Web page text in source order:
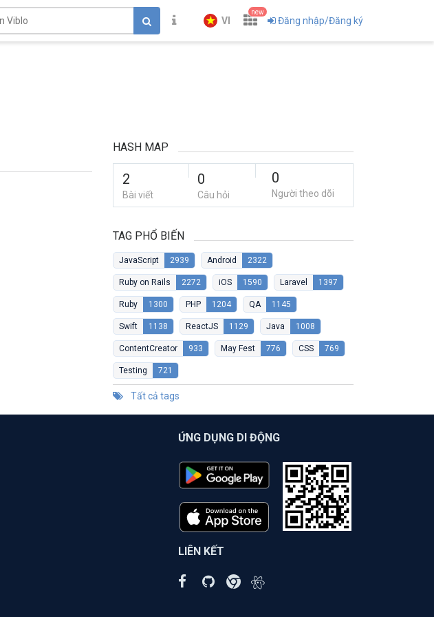
VI
new
Đăng nhập/Đăng ký
HASH MAP
2
Bài viết
0
Câu hỏi
0
Người theo dõi
TAG PHỔ BIẾN
JavaScript 2939 Android 2322
Ruby on Rails 2272 iOS 1590 Laravel 1397
Ruby 1300 PHP 1204 QA 1145
Swift 1138 ReactJS 1129 Java 1008
ContentCreator 933 May Fest 776 CSS 769
Testing 721
Tất cả tags
ỨNG DỤNG DI ĐỘNG
LIÊN KẾT